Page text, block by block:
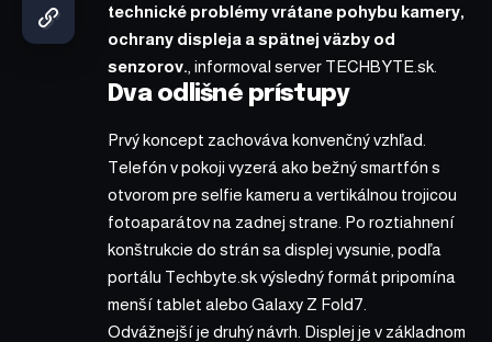
technické problémy vrátane pohybu kamery,
ochrany displeja a spätnej väzby od
senzorov. informoval server TECHBYTE.sk.
Dva odlišné prístupy
Prvý koncept zachováva konvenčný vzhľad.
Telefón v pokoji vyzerá ako bežný smartfón s
otvorom pre selfie kameru a vertikálnou trojicou
fotoaparátov na zadnej strane. Po roztiahnení
konštrukcie do strán sa displej vysunie, podľa
portálu Techbyte.sk výsledný formát pripomína
menší tablet alebo Galaxy Z Fold7.
Odvážnejší je druhý návrh. Displej je v základnom